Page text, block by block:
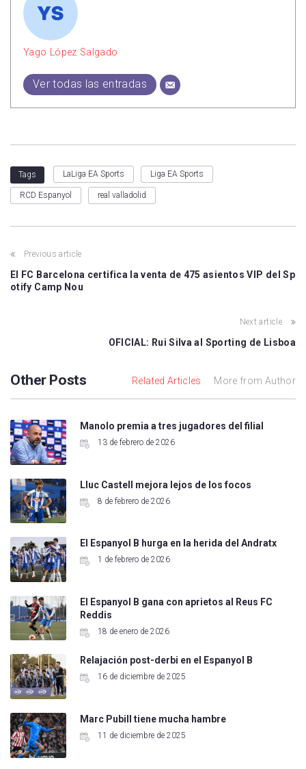
Yago López Salgado
Ver todas las entradas
Tags LaLiga EA Sports Liga EA Sports
RCD Espanyol real valladolid
Previous article
El FC Barcelona certifica la venta de 475 asientos VIP del Sp
otify Camp Nou
Next article
OFICIAL: Rui Silva al Sporting de Lisboa
Other Posts Related Articles More from Author
Manolo premia a tres jugadores del filial
13 de febrero de 2026
Lluc Castell mejora lejos de los focos
8 de febrero de 2026
El Espanyol B hurga en la herida del Andratx
1 de febrero de 2026
El Espanyol B gana con aprietos al Reus FC
Reddis
18 de enero de 2026
Relajación post-derbi en el Espanyol B
16 de diciembre de 2025
Marc Pubill tiene mucha hambre
11 de diciembre de 2025